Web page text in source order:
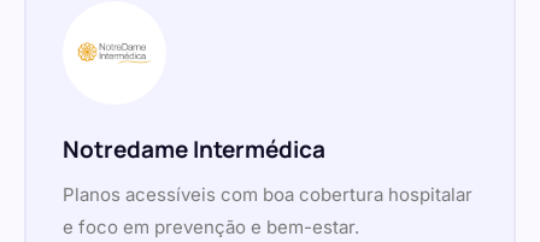
Notredame Intermédica
Planos acessíveis com boa cobertura hospitalar
e foco em prevenção e bem-estar.